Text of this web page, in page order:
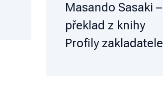
Masando Sasaki –
překlad z knihy
Profily zakladatele